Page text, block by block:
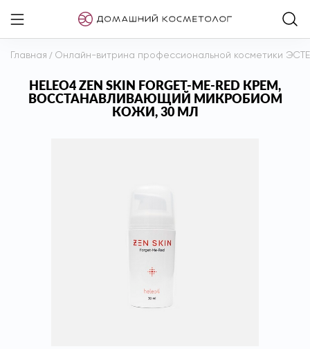
Главная / Онлайн-витрина профессиональной косметики
HELEO4 ZEN SKIN FORGET-ME-RED КРЕМ,
ВОССТАНАВЛИВАЮЩИЙ МИКРОБИОМ
КОЖИ, 30 МЛ